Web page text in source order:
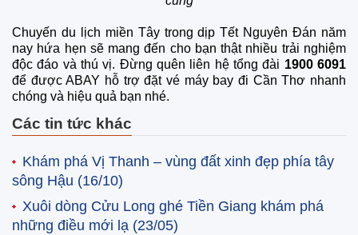
Chuyến du lịch miền Tây trong dịp Tết Nguyên Đán năm
nay hứa hẹn sẽ mang đến cho bạn thật nhiều trải nghiệm
độc đáo và thú vị. Đừng quên liên hệ tổng đài 1900 6091
để được ABAY hỗ trợ đặt vé máy bay đi Cần Thơ nhanh
chóng và hiệu quả bạn nhé.
Các tin tức khác
Khám phá Vị Thanh – vùng đất xinh đẹp phía tây
sông Hậu (16/10)
Xuôi dòng Cửu Long ghé Tiền Giang khám phá
những điều mới lạ (23/05)